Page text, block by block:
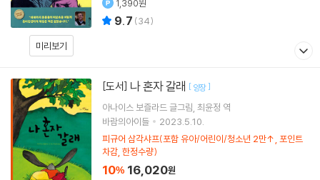
미리보기
1,390원
9.7 (34)
[도서] 나 혼자 갈래 [ 양장]
아나이스 보즐라드 글그림 최윤정 역
바람의아이들
2023.5.10.
피규어 삼각샤프(포함 유아/어린이/청소년 2만↑, 포인트
차감, 한정수량)
10% 16,020원